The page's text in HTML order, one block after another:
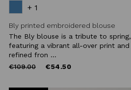
+ 1
Bly printed embroidered blouse
The Bly blouse is a tribute to spring,
featuring a vibrant all-over print and
refined fron ...
Price
€109.00to €54.50